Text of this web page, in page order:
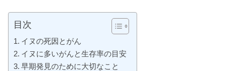
目次
イヌの死因とがん
イヌに多いがんと生存率の目安
早期発見のために大切なこと